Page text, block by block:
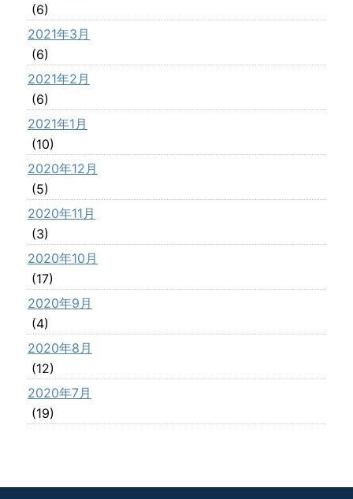
(6)
2021年3月
(6)
2021年2月
(6)
2021年1月
(10)
2020年12月
(5)
2020年11月
(3)
2020年10月
(17)
2020年9月
(4)
2020年8月
(12)
2020年7月
(19)